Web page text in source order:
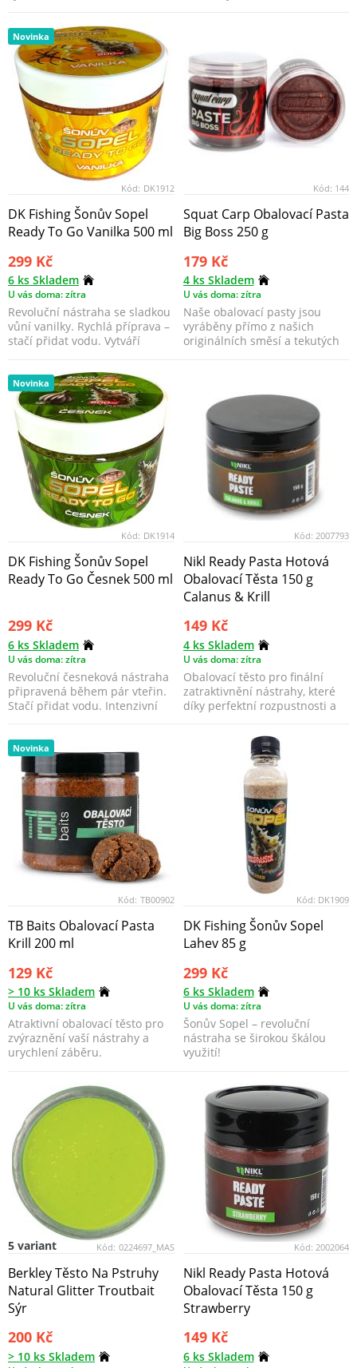
Novinka
Kód: DK1912
DK Fishing Šonův Sopel
Ready To Go Vanilka 500 ml
299 Kč
6 ks Skladem
U vás doma: zítra
Revoluční nástraha se sladkou
vůní vanilky. Rychlá příprava –
stačí přidat vodu. Vytváří
Kód: 144
Squat Carp Obalovací Pasta
Big Boss 250 g
179 Kč
4 ks Skladem
U vás doma: zítra
Naše obalovací pasty jsou
vyráběny přímo z našich
originálních směsí a tekutých
Novinka
Kód: DK1914
DK Fishing Šonův Sopel
Ready To Go Česnek 500 ml
299 Kč
6 ks Skladem
U vás doma: zítra
Revoluční česneková nástraha
připravená během pár vteřin.
Stačí přidat vodu. Intenzivní
Kód: 2007793
Nikl Ready Pasta Hotová
Obalovací Těsta 150 g
Calanus & Krill
149 Kč
4 ks Skladem
U vás doma: zítra
Obalovací těsto pro finální
zatraktivnění nástrahy, které
díky perfektní rozpustnosti a
Novinka
Kód: TB00902
TB Baits Obalovací Pasta
Krill 200 ml
129 Kč
> 10 ks Skladem
U vás doma: zítra
Atraktivní obalovací těsto pro
zvýraznění vaší nástrahy a
urychlení záběru.
Kód: DK1909
DK Fishing Šonův Sopel
Lahev 85 g
299 Kč
6 ks Skladem
U vás doma: zítra
Šonův Sopel – revoluční
nástraha se širokou škálou
využití!
Kód: 0224697_MAS
5 variant
Berkley Těsto Na Pstruhy
Natural Glitter Troutbait
Sýr
200 Kč
> 10 ks Skladem
Kód: 2002064
Nikl Ready Pasta Hotová
Obalovací Těsta 150 g
Strawberry
149 Kč
6 ks Skladem